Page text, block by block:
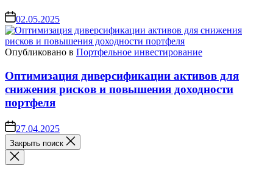
02.05.2025
Опубликовано в Портфельное инвестирование
Оптимизация диверсификации активов для
снижения рисков и повышения доходности
портфеля
27.04.2025
Закрыть поиск